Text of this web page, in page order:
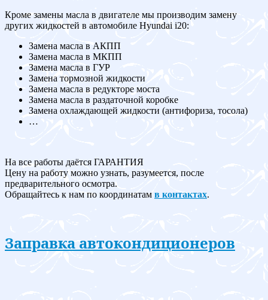
Кроме замены масла в двигателе мы производим замену
других жидкостей в автомобиле Hyundai i20:
Замена масла в АКПП
Замена масла в МКПП
Замена масла в ГУР
Замена тормозной жидкости
Замена масла в редукторе моста
Замена масла в раздаточной коробке
Замена охлаждающей жидкости (антифориза, тосола)
…
На все работы даётся ГАРАНТИЯ
Цену на работу можно узнать, разумеется, после
предварительного осмотра.
Обращайтесь к нам по координатам в контактах.
Заправка автокондиционеров